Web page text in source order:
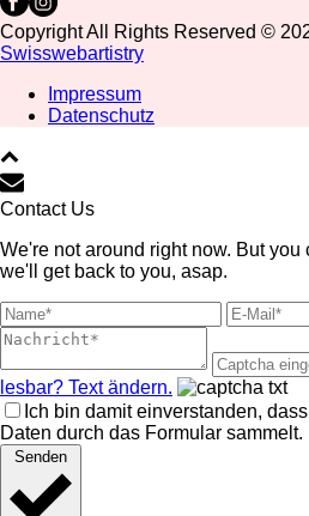
Copyright All Rights Reserved ©
Swisswebartistry
Impressum
Datenschutz
Contact Us
We're not around right now. But you
we'll get back to you, asap.
lesbar? Text ändern.
Ich bin damit einverstanden,
Daten durch das Formular sammelt.
Senden